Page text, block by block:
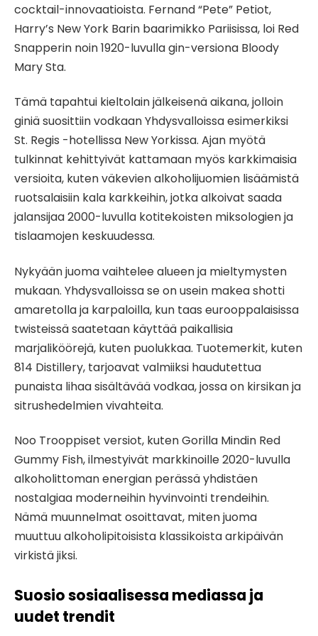
cocktail-innovaatioista. Fernand “Pete” Petiot,
Harry’s New York Barin baarimikko Pariisissa, loi Red
Snapperin noin 1920-luvulla gin-versiona Bloody
Mary Sta.
Tämä tapahtui kieltolain jälkeisenä aikana, jolloin
giniä suosittiin vodkaan Yhdysvalloissa esimerkiksi
St. Regis -hotellissa New Yorkissa. Ajan myötä
tulkinnat kehittyivät kattamaan myös karkkimaisia ​​
versioita, kuten väkevien alkoholijuomien lisäämistä
ruotsalaisiin kala karkkeihin, jotka alkoivat saada
jalansijaa 2000-luvulla kotitekoisten miksologien ja
tislaamojen keskuudessa.
Nykyään juoma vaihtelee alueen ja mieltymysten
mukaan. Yhdysvalloissa se on usein makea shotti
amaretolla ja karpaloilla, kun taas eurooppalaisissa
twisteissä saatetaan käyttää paikallisia
marjaliköörejä, kuten puolukkaa. Tuotemerkit, kuten
814 Distillery, tarjoavat valmiiksi haudutettua
punaista lihaa sisältävää vodkaa, jossa on kirsikan ja
sitrushedelmien vivahteita.
Noo Trooppiset versiot, kuten Gorilla Mindin Red
Gummy Fish, ilmestyivät markkinoille 2020-luvulla
alkoholittoman energian perässä yhdistäen
nostalgiaa moderneihin hyvinvointi trendeihin.
Nämä muunnelmat osoittavat, miten juoma
muuttuu alkoholipitoisista klassikoista arkipäivän
virkistä jiksi.
Suosio sosiaalisessa mediassa ja
uudet trendit